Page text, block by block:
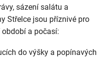
sázení salátu a
Střelce jsou příznivé pro
a počasí:
do výšky a popínavých